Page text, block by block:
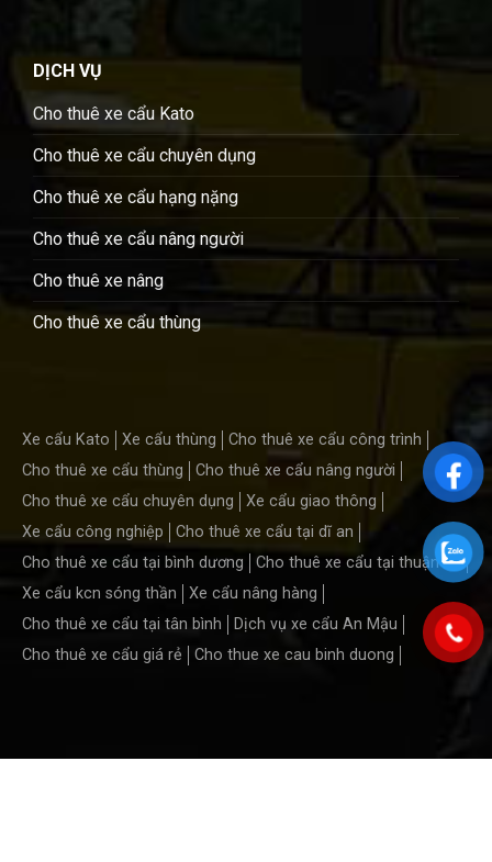
DỊCH VỤ
Cho thuê xe cẩu Kato
Cho thuê xe cẩu chuyên dụng
Cho thuê xe cẩu hạng nặng
Cho thuê xe cẩu nâng người
Cho thuê xe nâng
Cho thuê xe cẩu thùng
Xe cẩu Kato Xe cẩu thùng
Cho thuê xe cẩu công trình
Cho thuê xe cẩu thùng
Cho thuê xe cẩu nâng người
Cho thuê xe cẩu chuyên dụng
Xe cẩu giao thông
Xe cẩu công nghiệp
Cho thuê xe cẩu tại dĩ an
Cho thuê xe cẩu tại bình dương
Cho thuê xe cẩu tại thuận an
Xe cẩu kcn sóng thần
Xe cẩu nâng hàng
Cho thuê xe cẩu tại tân bình
Dịch vụ xe cẩu An Mậu
Cho thuê xe cẩu giá rẻ
Cho thue xe cau binh duong